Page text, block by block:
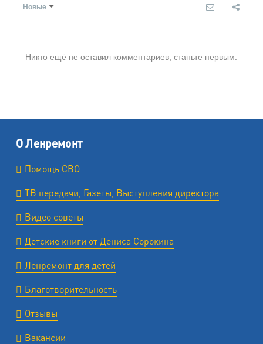
Новые
Никто ещё не оставил комментариев, станьте первым.
О Ленремонт
Помощь СВО
ТВ передачи, Газеты, Выступления директора
Видео советы
Детские книги от Дениса Сорокина
Ленремонт для детей
Благотворительность
Отзывы
Вакансии